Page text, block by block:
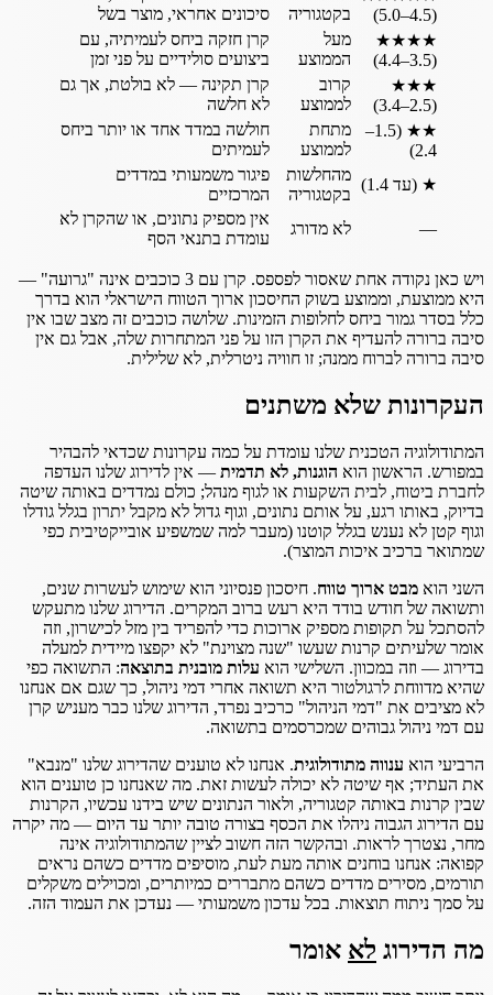
(4.5–5.0)
בקטגוריה
סיכונים אחראי, מוצר בשל
★★★★
(3.5–4.4)
מעל
הממוצע
קרן חזקה ביחס לעמיתיה, עם
ביצועים סולידיים על פני זמן
★★★
(2.5–3.4)
קרוב
לממוצע
קרן תקינה — לא בולטת, אך גם
לא חלשה
★★
(1.5–
2.4)
מתחת
לממוצע
חולשה במדד אחד או יותר ביחס
לעמיתים
★ (עד 1.4)
מהחלשות
בקטגוריה
פיגור משמעותי במדדים
המרכזיים
—
לא מדורג
אין מספיק נתונים, או שהקרן לא
עומדת בתנאי הסף
ויש כאן נקודה אחת שאסור לפספס. קרן עם 3 כוכבים אינה "גרועה" —
היא ממוצעת, וממוצע בשוק החיסכון ארוך הטווח הישראלי הוא בדרך
כלל בסדר גמור ביחס לחלופות הזמינות. שלושה כוכבים זה מצב שבו אין
סיבה ברורה להעדיף את הקרן הזו על פני המתחרות שלה, אבל גם אין
סיבה ברורה לברוח ממנה; זו חוויה ניטרלית, לא שלילית.
העקרונות שלא משתנים
המתודולוגיה הטכנית שלנו עומדת על כמה עקרונות שכדאי להבהיר
במפורש. הראשון הוא הוגנות, לא תדמית— אין לדירוג שלנו העדפה
לחברת ביטוח, לבית השקעות או לגוף מנהל; כולם נמדדים באותה שיטה
בדיוק, באותו רגע, על אותם נתונים, וגוף גדול לא מקבל יתרון בגלל גודלו
וגוף קטן לא נענש בגלל קוטנו (מעבר למה שמשפיע אובייקטיבית כפי
שמתואר ברכיב איכות המוצר).
השני הוא מבט ארוך טווח. חיסכון פנסיוני הוא שימוש לעשרות שנים,
ותשואה של חודש בודד היא רעש ברוב המקרים. הדירוג שלנו מתעקש
להסתכל על תקופות מספיק ארוכות כדי להפריד בין מזל לכישרון, וזה
אומר שלעיתים קרנות שעשו "שנה מצוינת" לא יקפצו מיידית למעלה
בדירוג — וזה במכוון. השלישי הוא עלות מובנית בתוצאה: התשואה כפי
שהיא מדווחת לרגולטור היא תשואה אחרי דמי ניהול, כך שגם אם אנחנו
לא מציבים את "דמי הניהול" כרכיב נפרד, הדירוג שלנו כבר מעניש קרן
עם דמי ניהול גבוהים שמכרסמים בתשואה.
הרביעי הוא ענווה מתודולוגית. אנחנו לא טוענים שהדירוג שלנו "מנבא"
את העתיד; אף שיטה לא יכולה לעשות זאת. מה שאנחנו כן טוענים הוא
שבין קרנות באותה קטגוריה, ולאור הנתונים שיש בידנו עכשיו, הקרנות
עם הדירוג הגבוה ניהלו את הכסף בצורה טובה יותר עד היום — מה יקרה
מחר, נצטרך לראות. ובהקשר הזה חשוב לציין שהמתודולוגיה אינה
קפואה: אנחנו בוחנים אותה מעת לעת, מוסיפים מדדים כשהם נראים
תורמים, מסירים מדדים כשהם מתבררים כמיותרים, ומכוילים משקלים
על סמך ניתוח תוצאות. בכל עדכון משמעותי — נעדכן את העמוד הזה.
מה הדירוג לא אומר